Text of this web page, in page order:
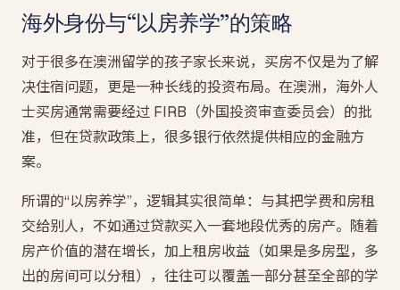
海外身份与“以房养学”的策略
对于很多在澳洲留学的孩子家长来说，买房不仅是为了解
决住宿问题，更是一种长线的投资布局。在澳洲，海外人
士买房通常需要经过 FIRB（外国投资审查委员会）的批
准，但在贷款政策上，很多银行依然提供相应的金融方
案。
所谓的“以房养学”，逻辑其实很简单：与其把学费和房租
交给别人，不如通过贷款买入一套地段优秀的房产。随着
房产价值的潜在增长，加上租房收益（如果是多房型，多
出的房间可以分租），往往可以覆盖一部分甚至全部的学